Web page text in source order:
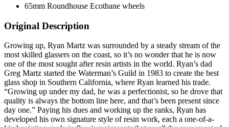
65mm Roundhouse Ecothane wheels
Original Description
Growing up, Ryan Martz was surrounded by a steady stream of the
most skilled glassers on the coast, so it’s no wonder that he is now
one of the most sought after resin artists in the world. Ryan’s dad
Greg Martz started the Waterman’s Guild in 1983 to create the best
glass shop in Southern California, where Ryan learned his trade.
“Growing up under my dad, he was a perfectionist, so he drove that
quality is always the bottom line here, and that’s been present since
day one.” Paying his dues and working up the ranks, Ryan has
developed his own signature style of resin work, each a one-of-a-